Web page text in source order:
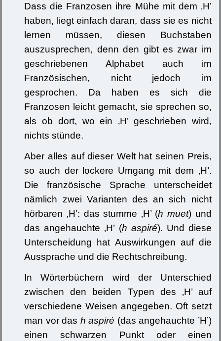
Dass die Franzosen ihre Mühe mit dem ‚H’
haben, liegt einfach daran, dass sie es nicht
lernen müssen, diesen Buchstaben
auszusprechen, denn den gibt es zwar im
geschriebenen Alphabet auch im
Französischen, nicht jedoch im
gesprochen. Da haben es sich die
Franzosen leicht gemacht, sie sprechen so,
als ob dort, wo ein ‚H’ geschrieben wird,
nichts stünde.
Aber alles auf dieser Welt hat seinen Preis,
so auch der lockere Umgang mit dem ‚H’.
Die französische Sprache unterscheidet
nämlich zwei Varianten des an sich nicht
hörbaren ‚H’: das stumme ‚H’ (h muet) und
das angehauchte ‚H’ (h aspiré). Und diese
Unterscheidung hat Auswirkungen auf die
Aussprache und die Rechtschreibung.
In Wörterbüchern wird der Unterschied
zwischen den beiden Typen des ‚H’ auf
verschiedene Weisen angegeben. Oft setzt
man vor das h aspiré (das angehauchte ’H’)
einen schwarzen Punkt oder einen